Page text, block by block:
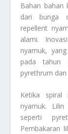
Bahan bahan
dari bunga
repellent
alami.
nyamuk,
pada tahun
pyrethrum
Ketika spiral
nyamuk.
seperti
Pembakaran